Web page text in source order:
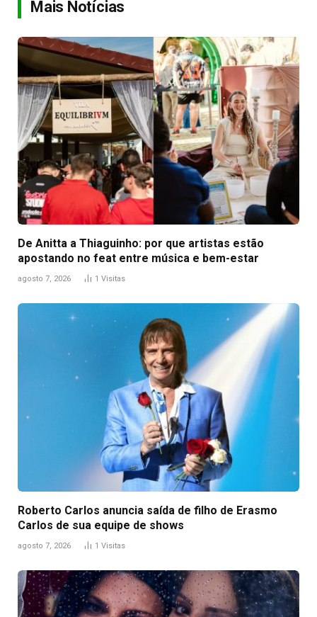
Mais Notícias
De Anitta a Thiaguinho: por que artistas estão
apostando no feat entre música e bem-estar
agosto 7, 2026 1 Visitas
Roberto Carlos anuncia saída de filho de Erasmo
Carlos de sua equipe de shows
agosto 7, 2026 1 Visitas